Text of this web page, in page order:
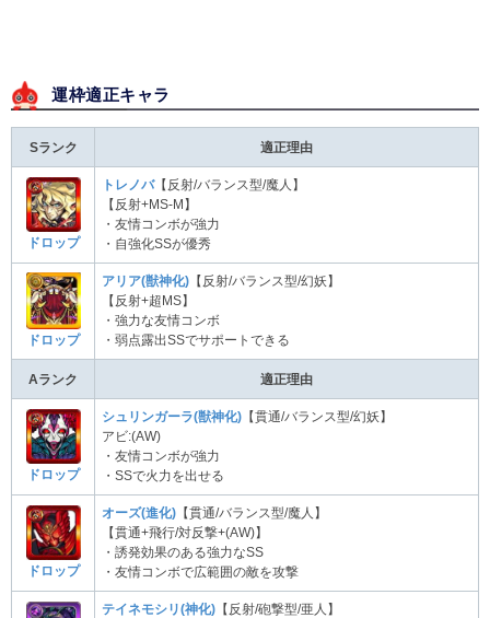
運枠適正キャラ
Sランク 適正理由
ドロップ
トレノバ【反射/バランス型/魔人】
【反射+MS-M】
・友情コンボが強力
・自強化SSが優秀
ドロップ
アリア(獣神化) 【反射/バランス型/幻妖】
【反射+超MS】
・強力な友情コンボ
・弱点露出SSでサポートできる
Aランク 適正理由
ドロップ
シュリンガーラ(獣神化) 【貫通/バランス型/幻妖】
アビ:(AW)
・友情コンボが強力
・SSで火力を出せる
ドロップ
オーズ(進化) 【貫通/バランス型/魔人】
【貫通+飛行/対反撃+(AW)】
・誘発効果のある強力なSS
・友情コンボで広範囲の敵を攻撃
テイネモシリ(神化) 【反射/砲撃型/亜人】